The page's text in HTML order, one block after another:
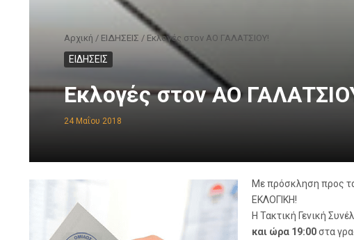
Αρχική / ΕΙΔΗΣΕΙΣ / Εκλογές στον ΑΟ ΓΑΛΑΤΣΙΟΥ!
ΕΙΔΗΣΕΙΣ
Εκλογές στον ΑΟ
24 Μαΐου 2018
Με πρόσκληση προς
ΕΚΛΟΓΙΚΗ!
Η Τακτική Γενική
και ώρα 19:00στα